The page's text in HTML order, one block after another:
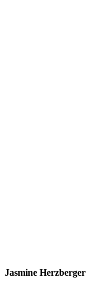
Jasmine Herzberger